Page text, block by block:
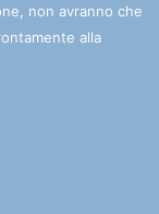
non avranno che
alla